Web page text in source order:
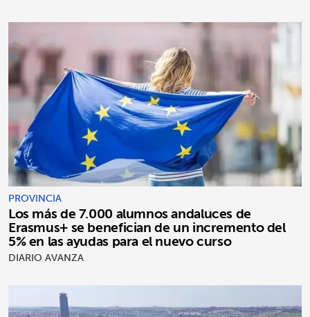
PROVINCIA
Los más de 7.000 alumnos andaluces de
Erasmus+ se benefician de un incremento del
5% en las ayudas para el nuevo curso
DIARIO AVANZA